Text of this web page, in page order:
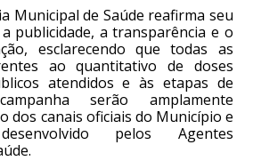
Municipal de Saúde reafirma seu
publicidade, a transparência e o
esclarecendo que todas as
ao quantitativo de doses
atendidos e às etapas de
serão amplamente
dos canais oficiais do Município e
pelos Agentes